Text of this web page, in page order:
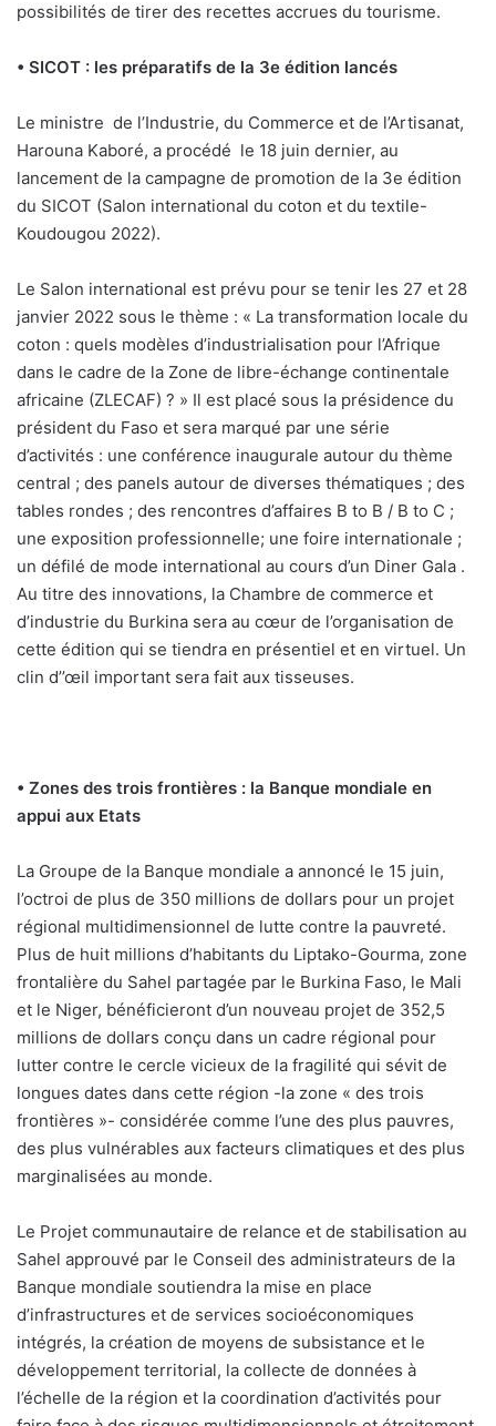
possibilités de tirer des recettes accrues du tourisme.
• SICOT : les préparatifs de la 3e édition lancés
Le ministre de l’Industrie, du Commerce et de l’Artisanat,
Harouna Kaboré, a procédé le 18 juin dernier, au
lancement de la campagne de promotion de la 3e édition
du SICOT (Salon international du coton et du textile-
Koudougou 2022).
Le Salon international est prévu pour se tenir les 27 et 28
janvier 2022 sous le thème : « La transformation locale du
coton : quels modèles d’industrialisation pour l’Afrique
dans le cadre de la Zone de libre-échange continentale
africaine (ZLECAF) ? » Il est placé sous la présidence du
président du Faso et sera marqué par une série
d’activités : une conférence inaugurale autour du thème
central ; des panels autour de diverses thématiques ; des
tables rondes ; des rencontres d’affaires B to B / B to C ;
une exposition professionnelle; une foire internationale ;
un défilé de mode international au cours d’un Diner Gala .
Au titre des innovations, la Chambre de commerce et
d’industrie du Burkina sera au cœur de l’organisation de
cette édition qui se tiendra en présentiel et en virtuel. Un
clin d’’œil important sera fait aux tisseuses.
• Zones des trois frontières : la Banque mondiale en
appui aux Etats
La Groupe de la Banque mondiale a annoncé le 15 juin,
l’octroi de plus de 350 millions de dollars pour un projet
régional multidimensionnel de lutte contre la pauvreté.
Plus de huit millions d’habitants du Liptako-Gourma, zone
frontalière du Sahel partagée par le Burkina Faso, le Mali
et le Niger, bénéficieront d’un nouveau projet de 352,5
millions de dollars conçu dans un cadre régional pour
lutter contre le cercle vicieux de la fragilité qui sévit de
longues dates dans cette région -la zone « des trois
frontières »- considérée comme l’une des plus pauvres,
des plus vulnérables aux facteurs climatiques et des plus
marginalisées au monde.
Le Projet communautaire de relance et de stabilisation au
Sahel approuvé par le Conseil des administrateurs de la
Banque mondiale soutiendra la mise en place
d’infrastructures et de services socioéconomiques
intégrés, la création de moyens de subsistance et le
développement territorial, la collecte de données à
l’échelle de la région et la coordination d’activités pour